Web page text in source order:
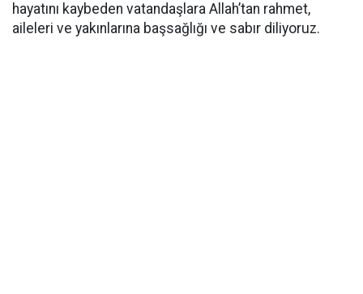
hayatını kaybeden vatandaşlara Allah’tan rahmet,
aileleri ve yakınlarına başsağlığı ve sabır diliyoruz.